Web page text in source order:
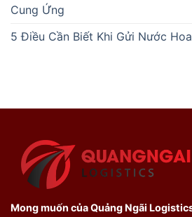
Cung Ứng
5 Điều Cần Biết Khi Gửi Nước
Mong muốn của Quảng Ngãi